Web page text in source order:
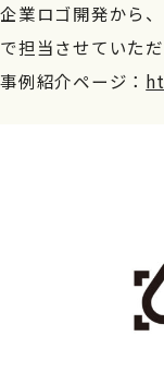
企業ロゴ開発から
で担当させていただ
事例紹介ページ：